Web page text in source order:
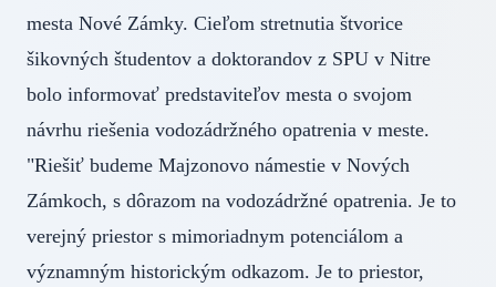
mesta Nové Zámky. Cieľom stretnutia štvorice
šikovných študentov a doktorandov z SPU v Nitre
bolo informovať predstaviteľov mesta o svojom
návrhu riešenia vodozádržného opatrenia v meste.
"Riešiť budeme Majzonovo námestie v Nových
Zámkoch, s dôrazom na vodozádržné opatrenia. Je to
verejný priestor s mimoriadnym potenciálom a
významným historickým odkazom. Je to priestor,